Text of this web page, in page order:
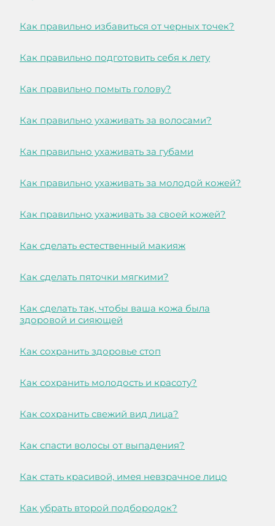
Как правильно избавиться от черных точек?
Как правильно подготовить себя к лету
Как правильно помыть голову?
Как правильно ухаживать за волосами?
Как правильно ухаживать за губами
Как правильно ухаживать за молодой кожей?
Как правильно ухаживать за своей кожей?
Как сделать естественный макияж
Как сделать пяточки мягкими?
Как сделать так, чтобы ваша кожа была
здоровой и сияющей
Как сохранить здоровье стоп
Как сохранить молодость и красоту?
Как сохранить свежий вид лица?
Как спасти волосы от выпадения?
Как стать красивой, имея невзрачное лицо
Как убрать второй подбородок?